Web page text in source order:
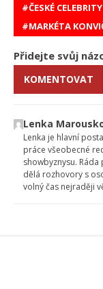
ČESKÉ CELEBRITY
MARKÉTA
Přidejte svůj
KOMENTOVAT
Lenka
Lenka je hlavní
práce všeobecné
showbyznysu.
dělá rozhovory s
volný čas nejraději